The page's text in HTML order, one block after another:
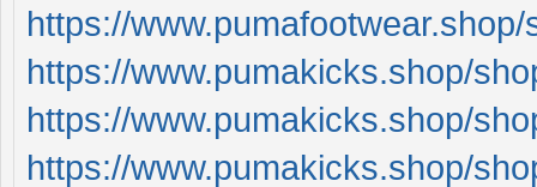
https://
https://www.pumakicks.shop/
https://www.pumakicks.shop/
https://www.pumakicks.shop/